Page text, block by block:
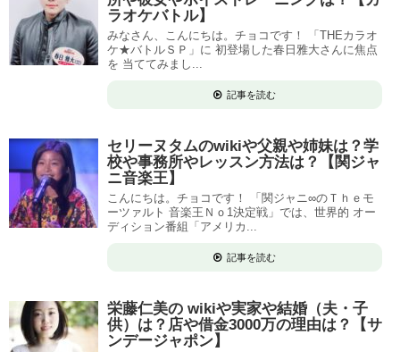
ラオケバトル】
みなさん、こんにちは。チョコです！ 「THEカラオ
ケ★バトルＳＰ」に 初登場した春日雅大さんに焦点
を 当ててみまし...
記事を読む
セリーヌタムのwikiや父親や姉妹は？学
校や事務所やレッスン方法は？【関ジャ
ニ音楽王】
こんにちは。チョコです！ 「関ジャニ∞のＴｈｅモ
ーツァルト 音楽王Ｎｏ1決定戦」では、世界的 オー
ディション番組「アメリカ...
記事を読む
栄藤仁美の wikiや実家や結婚（夫・子
供）は？店や借金3000万の理由は？【サ
ンデージャポン】